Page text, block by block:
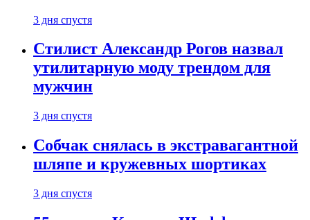
3 дня спустя
Стилист Александр Рогов назвал
утилитарную моду трендом для
мужчин
3 дня спустя
Собчак снялась в экстравагантной
шляпе и кружевных шортиках
3 дня спустя